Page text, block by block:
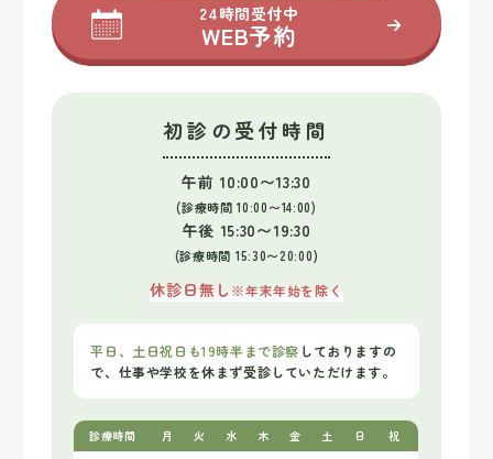
24時間受付中
WEB予約
初診の受付時間
午前 10:00〜13:30
(診療時間 10:00〜14:00)
午後 15:30〜19:30
(診療時間 15:30〜20:00)
休診日無し※年末年始を除く
平日、土日祝日も19時半まで診察 しておりますの
で、 仕事や学校を休まず受診していただけます。
診療時間 月 火 水 木 金 土 日 祝